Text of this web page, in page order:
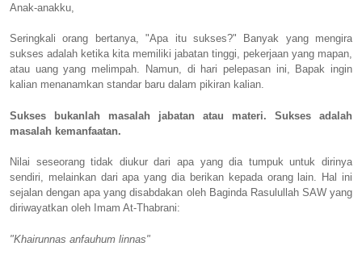
Anak-anakku,
Seringkali orang bertanya, "Apa itu sukses?" Banyak yang mengira
sukses adalah ketika kita memiliki jabatan tinggi, pekerjaan yang mapan,
atau uang yang melimpah. Namun, di hari pelepasan ini, Bapak ingin
kalian menanamkan standar baru dalam pikiran kalian.
Sukses bukanlah masalah jabatan atau materi. Sukses adalah
masalah kemanfaatan.
Nilai seseorang tidak diukur dari apa yang dia tumpuk untuk dirinya
sendiri, melainkan dari apa yang dia berikan kepada orang lain. Hal ini
sejalan dengan apa yang disabdakan oleh Baginda Rasulullah SAW yang
diriwayatkan oleh Imam At-Thabrani:
"Khairunnas anfauhum linnas"